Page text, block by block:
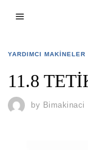
YARDIMCI MAKINELER
11.8
by Bimakinaci